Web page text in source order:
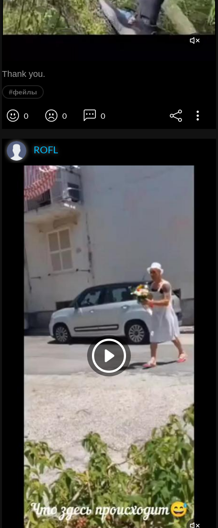
Thank you.
#фейлы
0 0 0
ROFL